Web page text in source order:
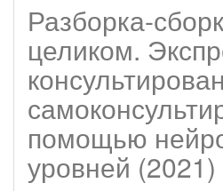
Разборка-
целиком.
помощью
уровней